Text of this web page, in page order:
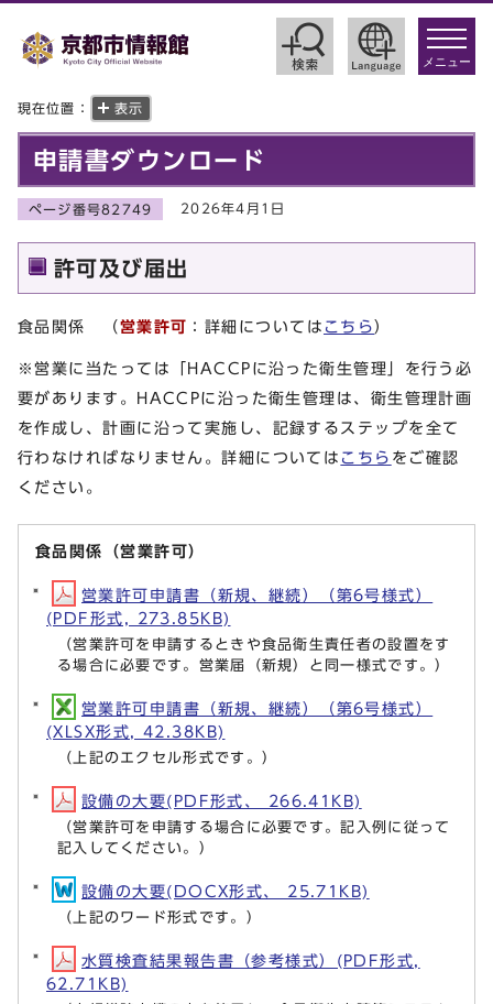
toggle
メニュー
現在位置： 表示
申請書ダウンロード
ページ番号82749 2026年4月1日
許可及び届出
食品関係 （ 営業許可 ：詳細については こちら ）
※営業に当たっては「HACCPに沿った衛生管理」を行う必
要があります。HACCPに沿った衛生管理は、衛生管理計画
を作成し、計画に沿って実施し、記録するステップを全て
行わなければなりません。詳細については こちら をご確認
ください。
食品関係（営業許可）
営業許可申請書（新規、継続）（第6号様式）
(PDF形式, 273.85KB)
（営業許可を申請するときや食品衛生責任者の設置をす
る場合に必要です。営業届（新規）と同一様式です。）
営業許可申請書（新規、継続）（第6号様式）
(XLSX形式, 42.38KB)
（上記のエクセル形式です。）
設備の大要(PDF形式、 266.41KB)
（営業許可を申請する場合に必要です。記入例に従って
記入してください。）
設備の大要(DOCX形式、 25.71KB)
（上記のワード形式です。）
水質検査結果報告書（参考様式）(PDF形式,
62.71KB)